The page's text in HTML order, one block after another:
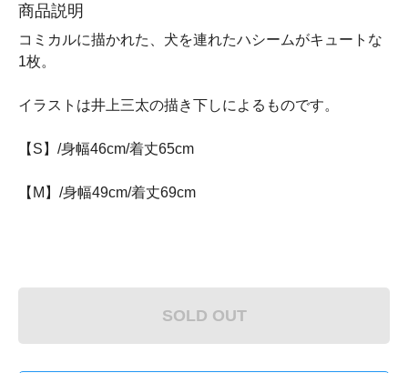
商品説明
コミカルに描かれた、犬を連れたハシームがキュートな
1枚。
イラストは井上三太の描き下しによるものです。
【S】/身幅46cm/着丈65cm
【M】/身幅49cm/着丈69cm
SOLD OUT